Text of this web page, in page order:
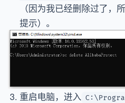
（因为我已经删除过了，
提示）。
重启电脑，进入